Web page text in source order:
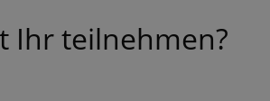
Ihr teilnehmen?